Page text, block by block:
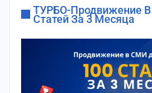
ТУРБО-Продвижение
Статей За 3 Месяца